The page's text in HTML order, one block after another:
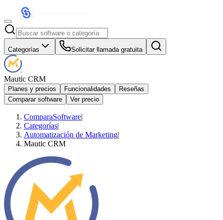
Categorías Solicitar llamada gratuita
Mautic CRM
Planes y precios Funcionalidades
Reseñas
Comparar software
Ver precio
ComparaSoftware|
Categorías|
Automatización de Marketing|
Mautic CRM